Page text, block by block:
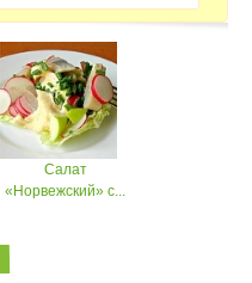
Салат
«Норвежский» с...